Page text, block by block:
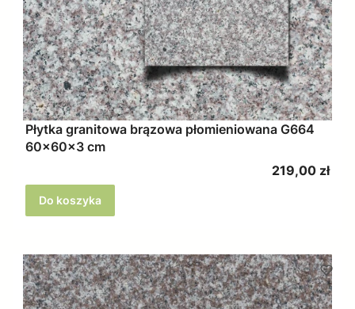
Płytka granitowa brązowa płomieniowana G664
60x60x3 cm
Cena
219,00 zł
Do koszyka